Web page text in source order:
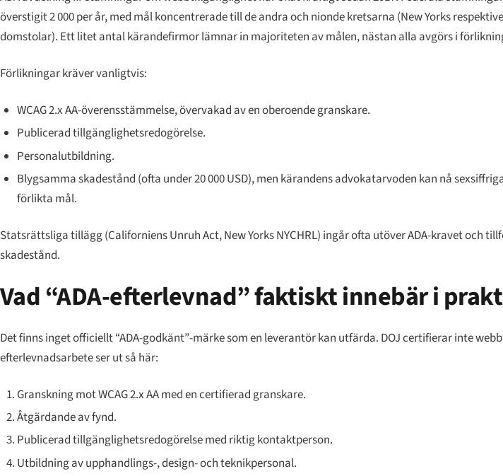
överstigit 2 000 per år, med mål koncentrerade till de andra och nionde kretsarna (New Yorks
domstolar). Ett litet antal kärandefirmor lämnar in majoriteten av målen, nästan alla avgörs i
Förlikningar kräver vanligtvis:
WCAG 2.x AA-överensstämmelse, övervakad av en oberoende granskare.
Publicerad tillgänglighetsredogörelse.
Personalutbildning.
Blygsamma skadestånd (ofta under 20 000 USD), men kärandens advokatarvoden kan nå
förlikta mål.
Statsrättsliga tillägg (Californiens Unruh Act, New Yorks NYCHRL) ingår ofta utöver ADA-kravet och
skadestånd.
Vad “ADA-efterlevnad” faktiskt innebär i
Det finns inget officiellt “ADA-godkänt”-märke som en leverantör kan utfärda. DOJ certifierar inte
efterlevnadsarbete ser ut så här:
Granskning mot WCAG 2.x AA med en certifierad granskare.
Åtgärdande av fynd.
Publicerad tillgänglighetsredogörelse med riktig kontaktperson.
Utbildning av upphandlings-, design- och teknikpersonal.